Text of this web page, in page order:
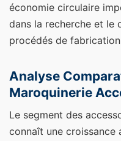
économie circulaire
dans la recherche et le
procédés de
Analyse
Maroquinerie
Le segment des
connaît une croissance